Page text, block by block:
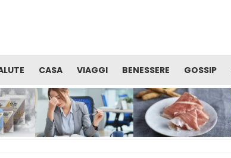
CASA VIAGGI BENESSERE GOSSIP
UTILE PER RECUPERARE DANIELE: ALIMENTO